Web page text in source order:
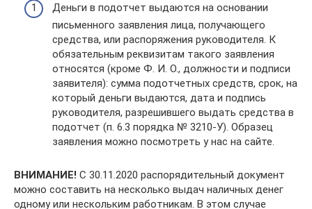
Деньги в подотчет выдаются на основании
письменного заявления лица, получающего
средства, или распоряжения руководителя. К
обязательным реквизитам такого заявления
относятся (кроме Ф. И. О., должности и подписи
заявителя): сумма подотчетных средств, срок, на
который деньги выдаются, дата и подпись
руководителя, разрешившего выдать средства в
подотчет (п. 6.3 порядка № 3210-У). Образец
заявления можно посмотреть у нас на сайте.
ВНИМАНИЕ! С 30.11.2020 распорядительный документ
можно составить на несколько выдач наличных денег
одному или нескольким работникам. В этом случае